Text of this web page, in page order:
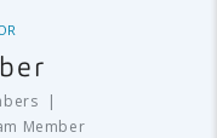
Member